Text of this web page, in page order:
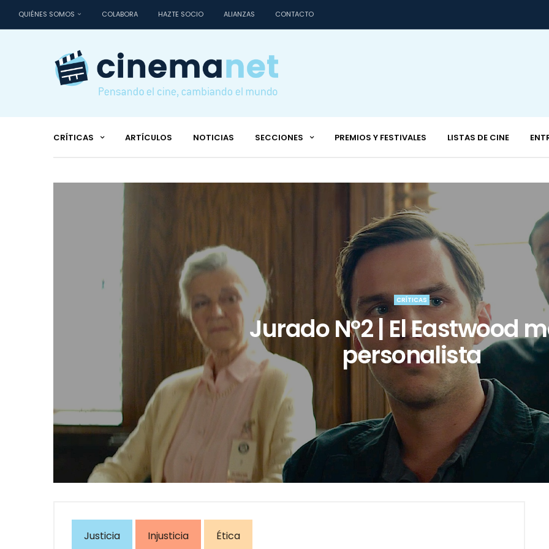
QUIÉNES SOMOS COLABORA HAZTE SOCIO ALIANZAS CONTACTO
CRÍTICAS ARTÍCULOS NOTICIAS SECCIONES PREMIOS Y FESTIVALES LISTAS DE CINE
CRÍTICAS
Jurado Nº2 | El Eastwood
personalista
Justicia Injusticia Ética